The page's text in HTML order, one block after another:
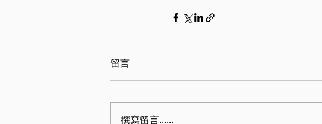
留言
撰寫留言......